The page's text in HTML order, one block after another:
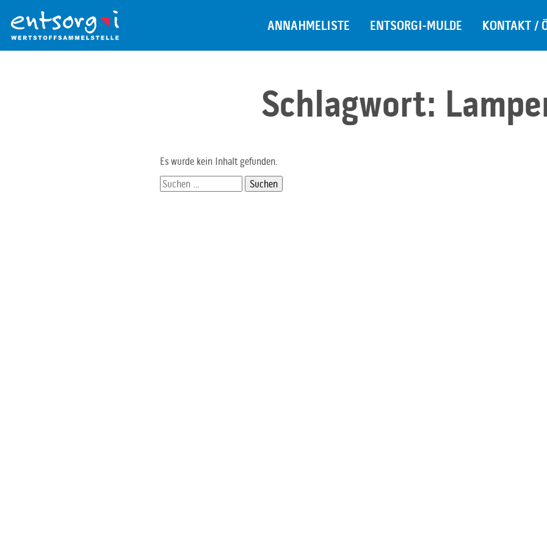
Inhalt
der
ANNAHMELISTE ENTSORGI-MULDE KONTAKT /
Schlagwort:
Es wurde kein Inhalt gefunden.
Suchen
nach: